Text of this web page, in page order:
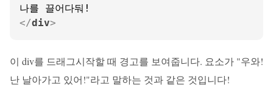
</div>
이 div를 드래그시작할 때 경고를 보여줍니다. 요소가 "우와!
난 날아가고 있어!"라고 말하는 것과 같은 것입니다!